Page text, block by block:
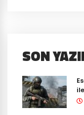
SON